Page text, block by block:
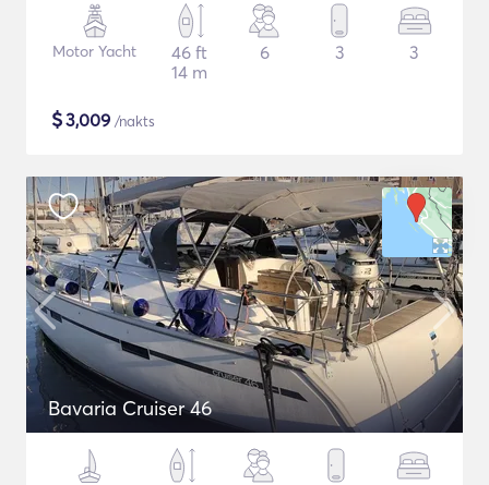
Motor Yacht
46 ft
14 m
6 3 3
$3,009 /nakts
Bavaria Cruiser 46